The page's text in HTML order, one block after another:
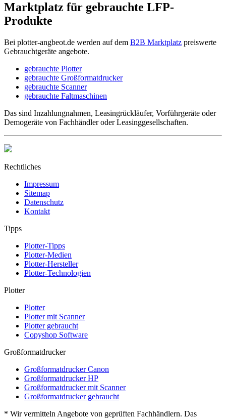
Marktplatz für gebrauchte LFP-
Produkte
Bei plotter-angbeot.de werden auf dem B2B Marktplatz preiswerte
Gebrauchtgeräte angebote.
gebrauchte Plotter
gebrauchte Großformatdrucker
gebrauchte Scanner
gebrauchte Faltmaschinen
Das sind Inzahlungnahmen, Leasingrückläufer, Vorführgeräte oder
Demogeräte von Fachhändler oder Leasinggesellschaften.
Rechtliches
Impressum
Sitemap
Datenschutz
Kontakt
Tipps
Plotter-Tipps
Plotter-Medien
Plotter-Hersteller
Plotter-Technologien
Plotter
Plotter
Plotter mit Scanner
Plotter gebraucht
Copyshop Software
Großformatdrucker
Großformatdrucker Canon
Großformatdrucker HP
Großformatdrucker mit Scanner
Großformatdrucker gebraucht
* Wir vermitteln Angebote von geprüften Fachhändlern. Das